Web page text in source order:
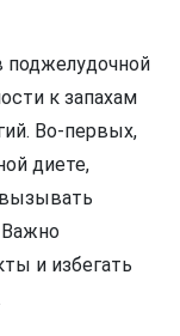
поджелудочной
к запахам
Во-первых,
диете,
и избегать